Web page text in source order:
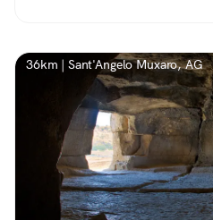
36km | Sant'Angelo Muxaro, AG